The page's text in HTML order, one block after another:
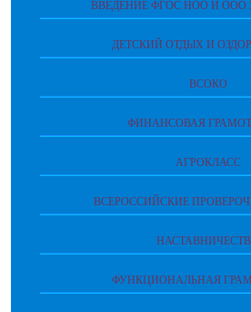
ВВЕДЕНИЕ ФГОС НОО И ООО
ДЕТСКИЙ ОТДЫХ И
ВСОКО
ФИНАНСОВАЯ
АГРОКЛАСС
ВСЕРОССИЙСКИЕ
ФУНКЦИОНАЛЬНАЯ